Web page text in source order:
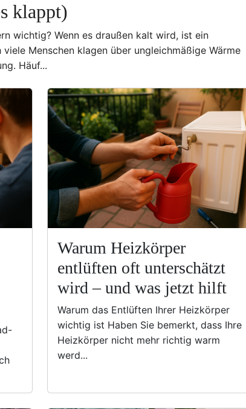
klappt)
wichtig? Wenn es draußen kalt wird, ist ein
Menschen klagen über ungleichmäßige Wärme
Häuf...
Warum Heizkörper
entlüften oft unterschätzt
wird – und was jetzt hilft
Warum das Entlüften Ihrer Heizkörper
wichtig ist Haben Sie bemerkt, dass Ihre
Heizkörper nicht mehr richtig warm
werd...